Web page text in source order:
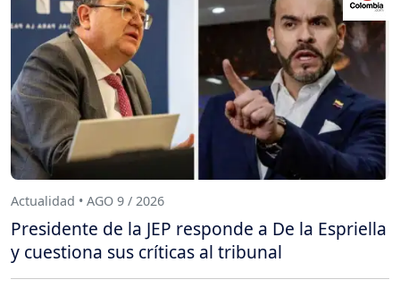
Actualidad • AGO 9 / 2026
Presidente de la JEP responde a De la Espriella
y cuestiona sus críticas al tribunal